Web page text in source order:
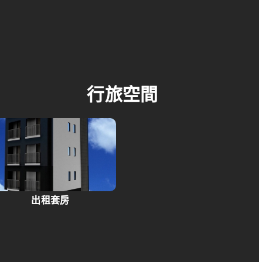
行旅空間
出租套房